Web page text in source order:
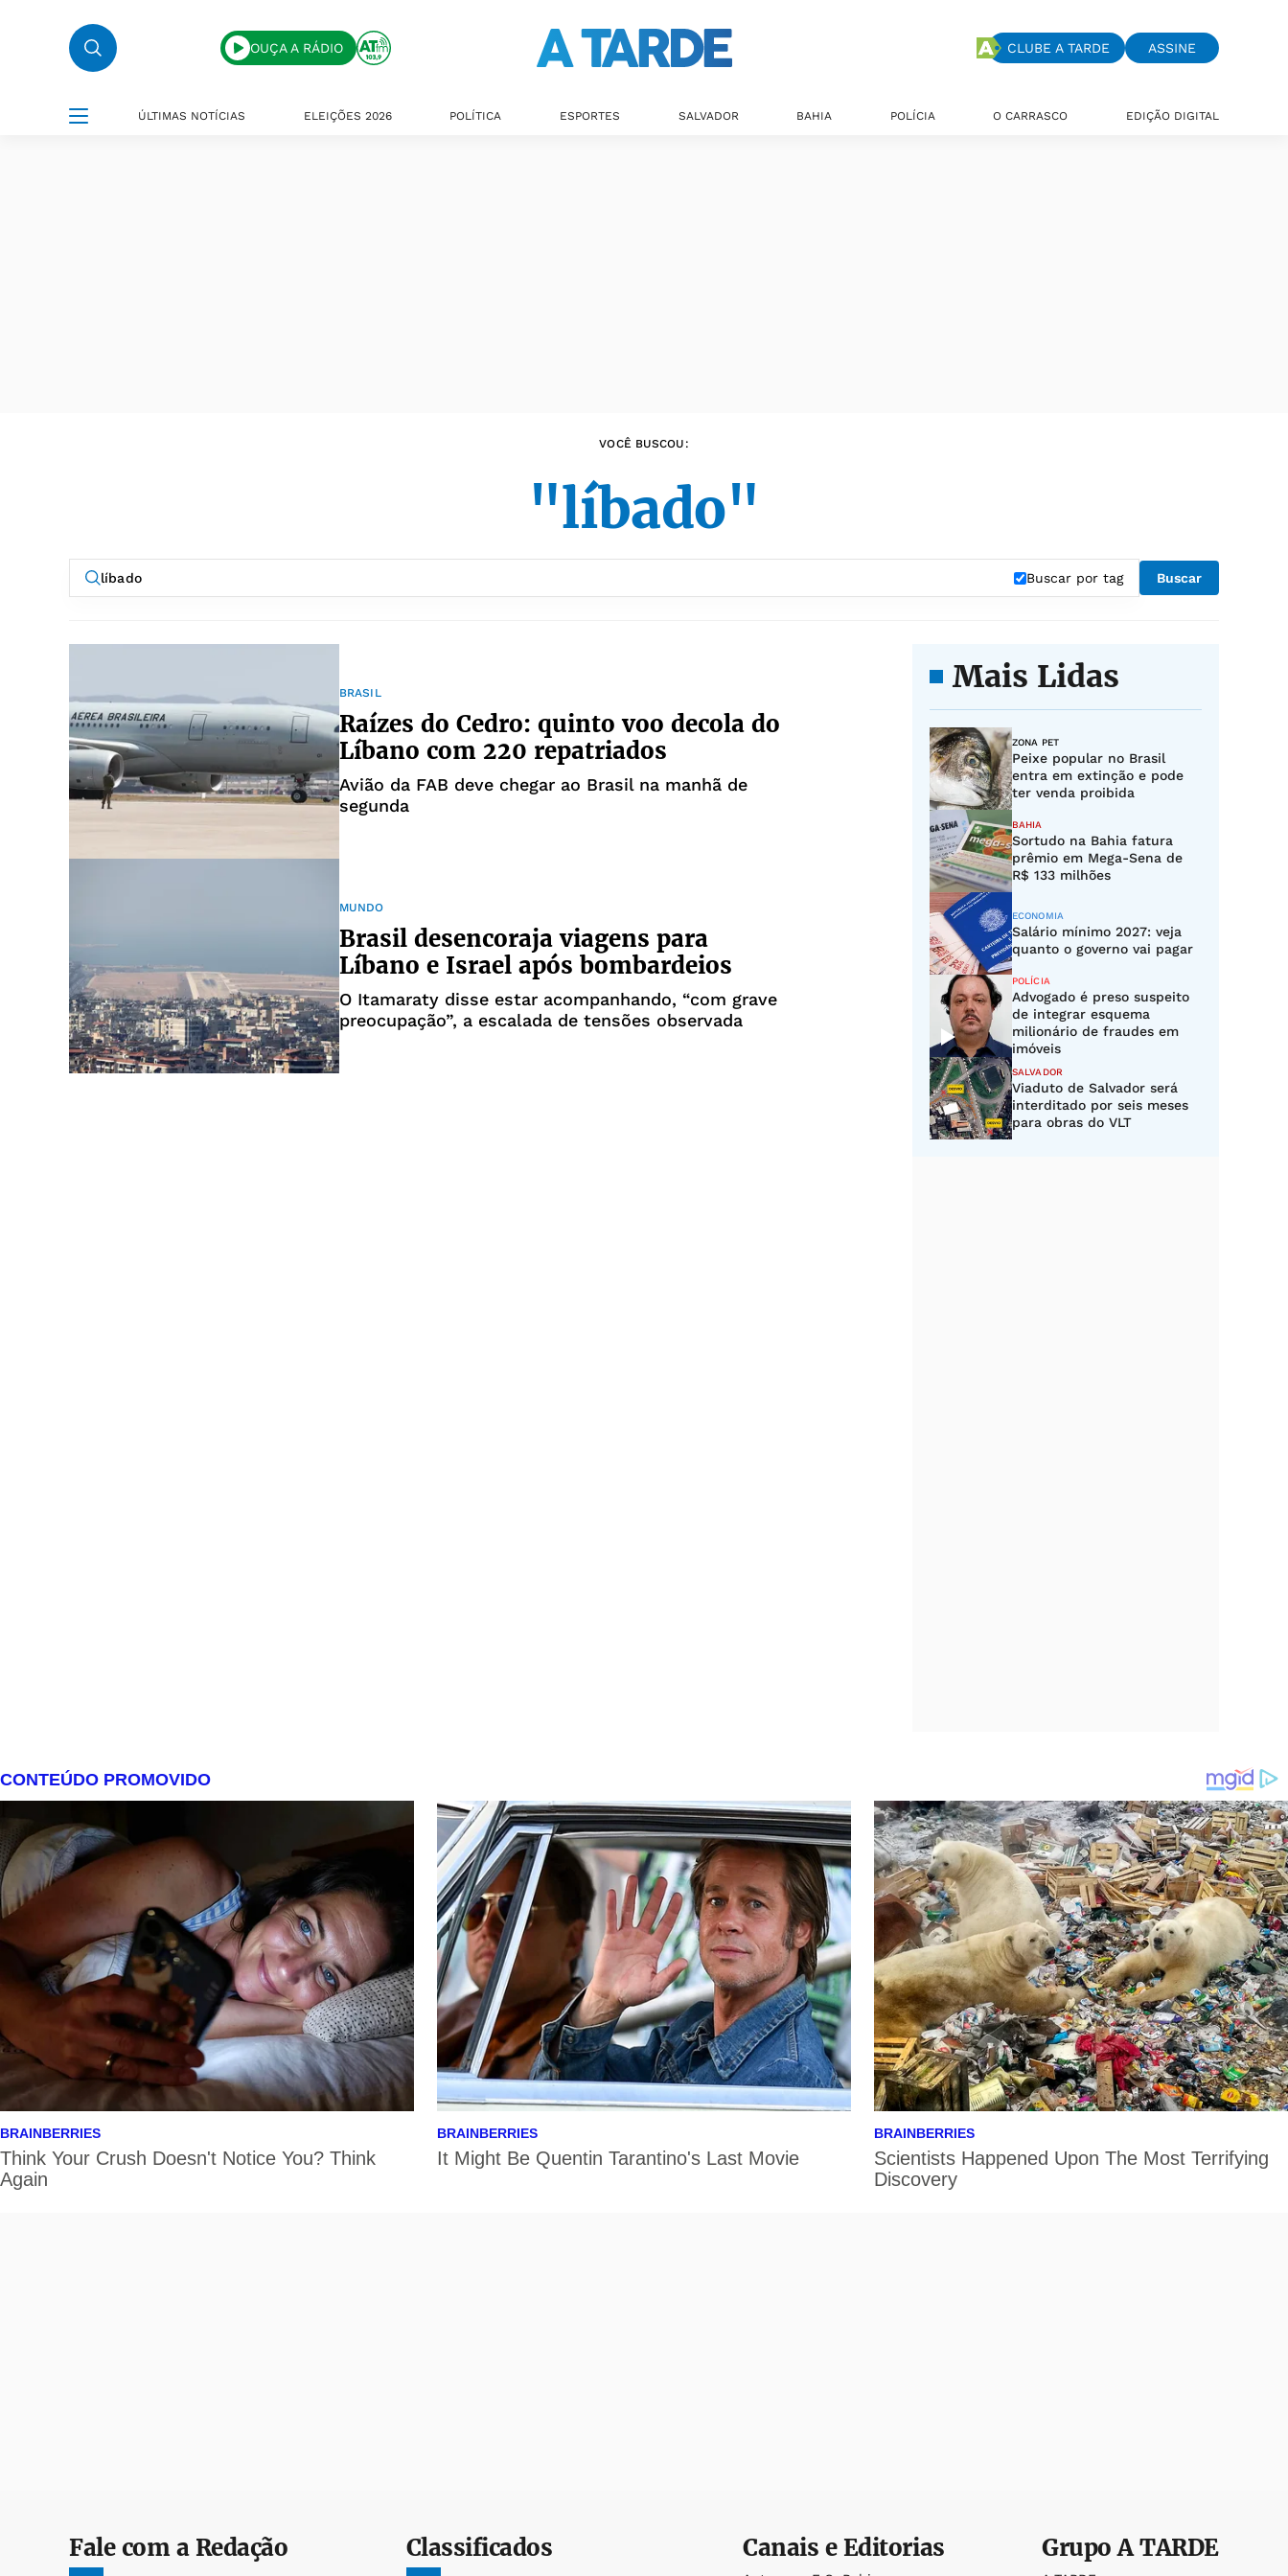
OUÇA A RÁDIO CLUBE A TARDE ASSINE
ÚLTIMAS NOTÍCIAS ELEIÇÕES 2026 POLÍTICA ESPORTES SALVADOR BAHIA POLÍCIA O CARRASCO EDIÇÃO DIGITAL
VOCÊ BUSCOU:
"líbado"
Buscar por tag Buscar
BRASIL
Raízes do Cedro: quinto voo decola do
Líbano com 220 repatriados
Avião da FAB deve chegar ao Brasil na manhã de
segunda
MUNDO
Brasil desencoraja viagens para
Líbano e Israel após bombardeios
O Itamaraty disse estar acompanhando, “com grave
preocupação”, a escalada de tensões observada
Mais Lidas
ZONA PET
Peixe popular no Brasil
entra em extinção e pode
ter venda proibida
BAHIA
Sortudo na Bahia fatura
prêmio em Mega-Sena de
R$ 133 milhões
ECONOMIA
Salário mínimo 2027: veja
quanto o governo vai pagar
POLÍCIA
Advogado é preso suspeito
de integrar esquema
milionário de fraudes em
imóveis
SALVADOR
Viaduto de Salvador será
interditado por seis meses
para obras do VLT
Fale com a Redação Classificados Canais e Editorias GrupoA TARDE